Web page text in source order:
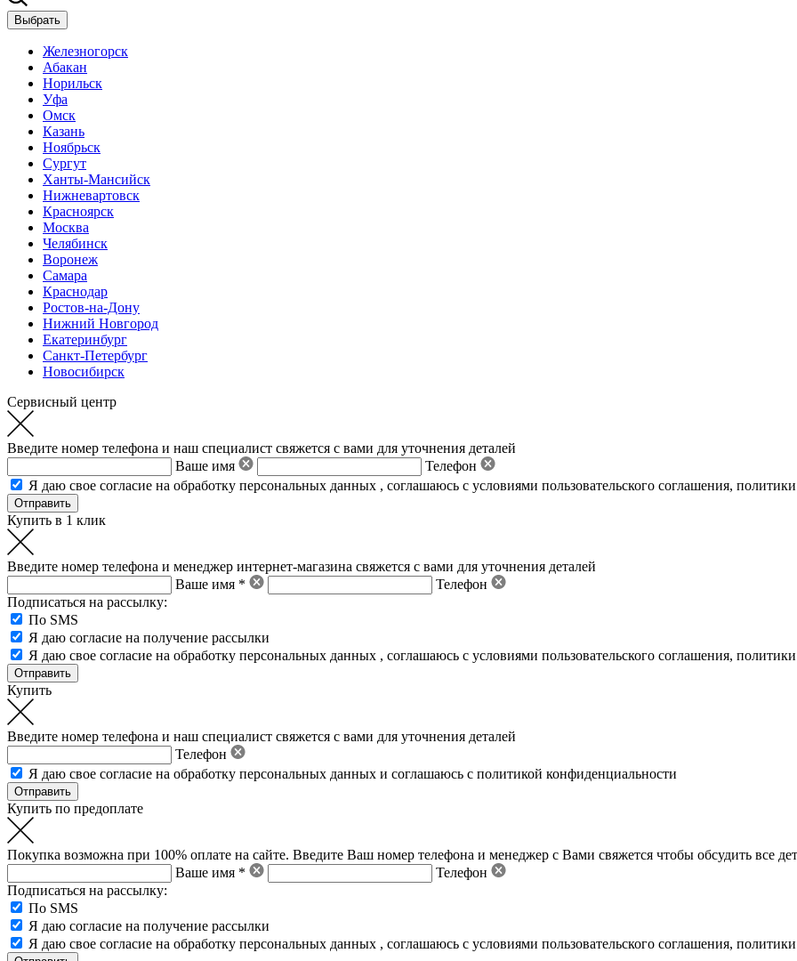
Выбрать
Железногорск
Абакан
Норильск
Уфа
Омск
Казань
Ноябрьск
Сургут
Ханты-Мансийск
Нижневартовск
Красноярск
Москва
Челябинск
Воронеж
Самара
Краснодар
Ростов-на-Дону
Нижний Новгород
Екатеринбург
Санкт-Петербург
Новосибирск
Сервисный центр
Введите номер телефона и наш специалист свяжется с вами для уточнения деталей
Ваше имя
Телефон
Я даю свое согласие на обработку персональных данных , соглашаюсь с условиями пользовательского соглашения,
Купить в 1 клик
Введите номер телефона и менеджер интернет-магазина свяжется с вами для уточнения деталей
Ваше имя *
Телефон
Подписаться на рассылку:
По SMS
Я даю согласие на получение рассылки
Я даю свое согласие на обработку персональных данных , соглашаюсь с условиями пользовательского соглашения,
Купить
Введите номер телефона и наш специалист свяжется с вами для уточнения деталей
Телефон
Я даю свое согласие на обработку персональных данных и соглашаюсь с политикой конфиденциальности
Купить по предоплате
Покупка возможна при 100% оплате на сайте. Введите Ваш номер телефона и менеджер с Вами свяжется чтобы обсудить все
Ваше имя *
Телефон
Подписаться на рассылку:
По SMS
Я даю согласие на получение рассылки
Я даю свое согласие на обработку персональных данных , соглашаюсь с условиями пользовательского соглашения,